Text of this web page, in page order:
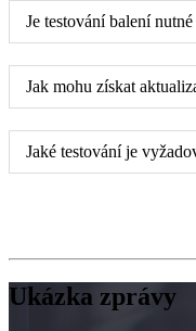
Je testování balení
Jak mohu získat
Jaké testování je
Ukázka zprávy